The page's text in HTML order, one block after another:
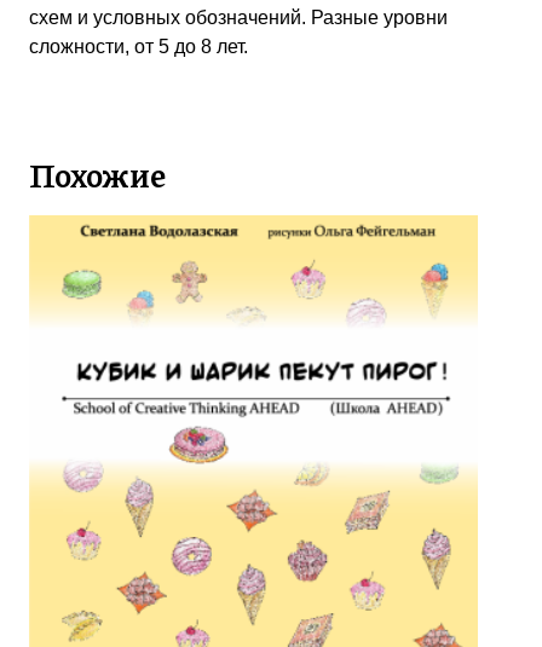
схем и условных обозначений. Разные уровни
сложности, от 5 до 8 лет.
Похожие